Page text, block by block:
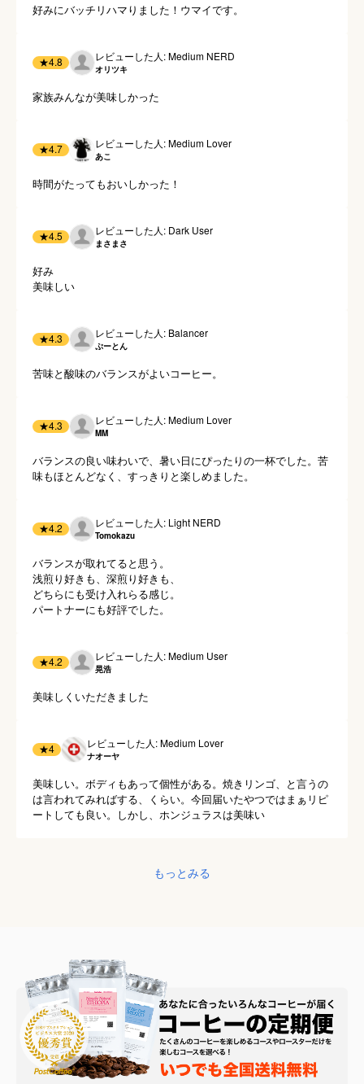
好みにバッチリハマりました！ウマイです。
★4.8 レビューした人: Medium NERD
オリツキ
家族みんなが美味しかった
★4.7 レビューした人: Medium Lover
あこ
時間がたってもおいしかった！
★4.5 レビューした人: Dark User
まさまさ
好み
美味しい
★4.3 レビューした人: Balancer
ぷーとん
苦味と酸味のバランスがよいコーヒー。
★4.3 レビューした人: Medium Lover
MM
バランスの良い味わいで、暑い日にぴったりの一杯でした。苦
★4.2 レビューした人: Light NERD
Tomokazu
バランスが取れてると思う。
浅煎り好きも、深煎り好きも、
どちらにも受け入れらる感じ。
パートナーにも好評でした。
★4.2 レビューした人: Medium User
晃浩
美味しくいただきました
★4 レビューした人: Medium Lover
ナオーヤ
美味しい。ボディもあって個性がある。焼きリンゴ、と言うの
は言われてみればする、くらい。今回届いたやつではまぁリピ
ートしても良い。しかし、ホンジュラスは美味い
もっとみる